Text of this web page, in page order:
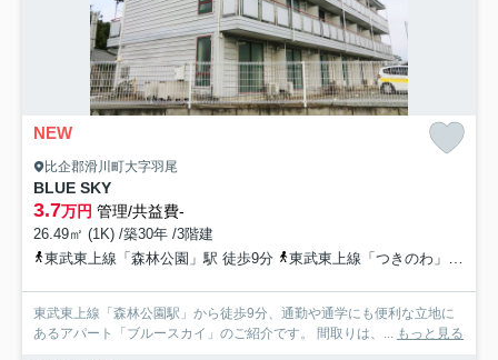
NEW
比企郡滑川町大字羽尾
BLUE SKY
3.7万円 管理/共益費-
26.49㎡ (1K) /築30年 /3階建
東武東上線「森林公園」駅 徒歩9分
東武東上線「つきのわ」駅 徒歩41分
東武東上線「森林公園駅」から徒歩9分、通勤や通学にも便利な立地に
あるアパート「ブルースカイ」のご紹介です。 間取りは、...
もっと見る